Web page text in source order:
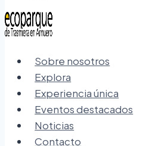
Sobre nosotros
Explora
Experiencia única
Eventos destacados
Noticias
Contacto